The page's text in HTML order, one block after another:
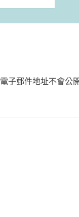
子郵件地址不會公